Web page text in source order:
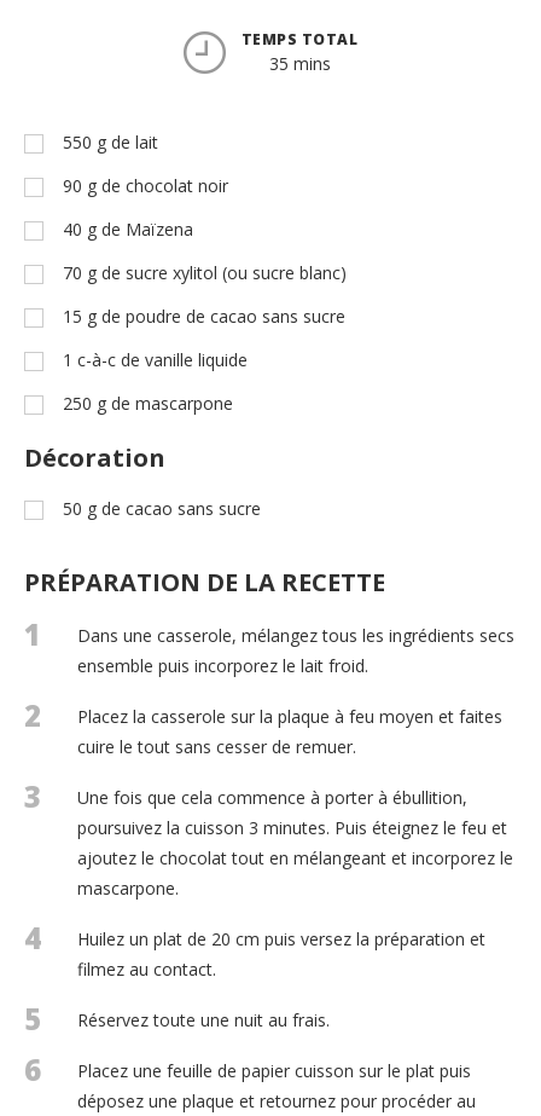
TEMPS TOTAL
35 mins
550 g de lait
90 g de chocolat noir
40 g de Maïzena
70 g de sucre xylitol (ou sucre blanc)
15 g de poudre de cacao sans sucre
1 c-à-c de vanille liquide
250 g de mascarpone
Décoration
50 g de cacao sans sucre
PRÉPARATION DE LA RECETTE
1
Dans une casserole, mélangez tous les ingrédients secs
ensemble puis incorporez le lait froid.
2
Placez la casserole sur la plaque à feu moyen et faites
cuire le tout sans cesser de remuer.
3
Une fois que cela commence à porter à ébullition,
poursuivez la cuisson 3 minutes. Puis éteignez le feu et
ajoutez le chocolat tout en mélangeant et incorporez le
mascarpone.
4
Huilez un plat de 20 cm puis versez la préparation et
filmez au contact.
5 Réservez toute une nuit au frais.
6
Placez une feuille de papier cuisson sur le plat puis
déposez une plaque et retournez pour procéder au